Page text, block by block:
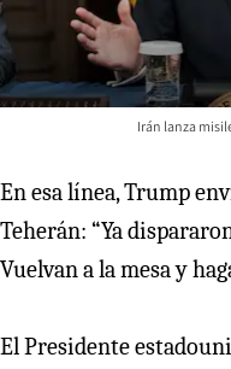
Irán lanza
En esa línea, Trump
Teherán: “Ya
Vuelvan a la mesa y
El Presidente